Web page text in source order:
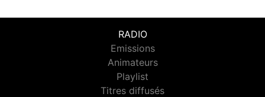
RADIO
Emissions
Animateurs
Playlist
Titres diffusés